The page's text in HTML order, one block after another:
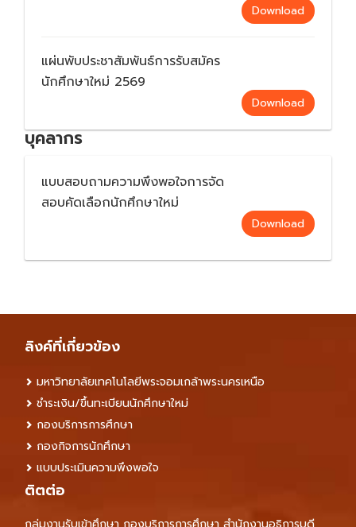
Download
แผ่นพับประชาสัมพันธ์การรับสมัคร
นักศึกษาใหม่ 2569
Download
บุคลากร
แบบสอบถามความพึงพอใจการจัด
สอบคัดเลือกนักศึกษาใหม่
Download
ลิงค์ที่เกี่ยวข้อง
มหาวิทยาลัยเทคโนโลยีพระจอมเกล้าพระนครเหนือ
ชำระเงิน/ขึ้นทะเบียนนักศึกษาใหม่
กองบริการการศึกษา
กองกิจการนักศึกษา
แบบประเมินความพึงพอใจ
ติตต่อ